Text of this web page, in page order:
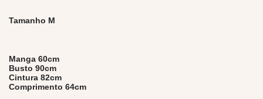
Tamanho M
Manga 60cm
Busto 90cm
Cintura 82cm
Comprimento 64cm